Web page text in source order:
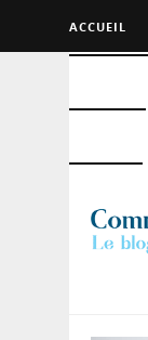
ACCUEIL